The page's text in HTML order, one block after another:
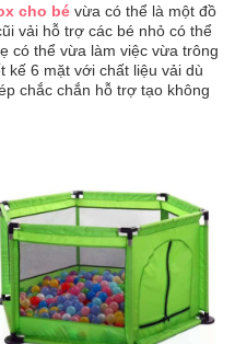
cho bé vừa có thể là một đồ
vải hỗ trợ các bé nhỏ có thể
có thể vừa làm việc vừa trông
kế 6 mặt với chất liệu vải dù
chắc chắn hỗ trợ tạo không